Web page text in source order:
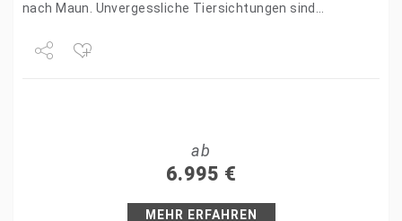
nach Maun. Unvergessliche Tiersichtungen sind
der Tafelberg und das Kap…
ab
6.995 €
MEHR ERFAHREN